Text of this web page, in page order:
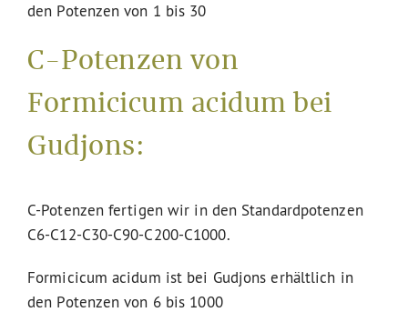
den Potenzen von 1 bis 30
C-Potenzen von
Formicicum acidum bei
Gudjons:
C-Potenzen fertigen wir in den Standardpotenzen
C6-C12-C30-C90-C200-C1000.
Formicicum acidum ist bei Gudjons erhältlich in
den Potenzen von 6 bis 1000